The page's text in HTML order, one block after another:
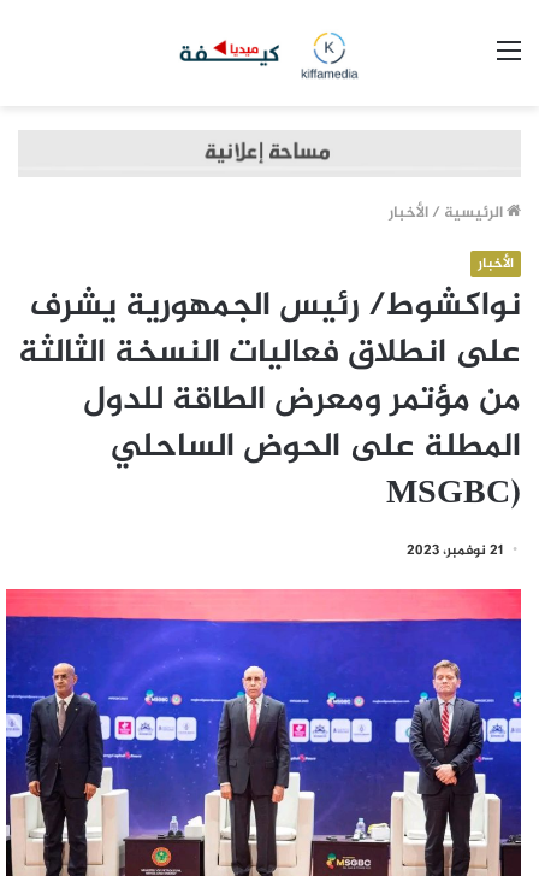
الرئيسية /الأخبار
الأخبار
نواكشوط/ رئيس الجمهورية يشرف
على انطلاق فعاليات النسخة الثالثة
من مؤتمر ومعرض الطاقة للدول
المطلة على الحوض الساحلي
(MSGBC
21 نوفمبر، 2023